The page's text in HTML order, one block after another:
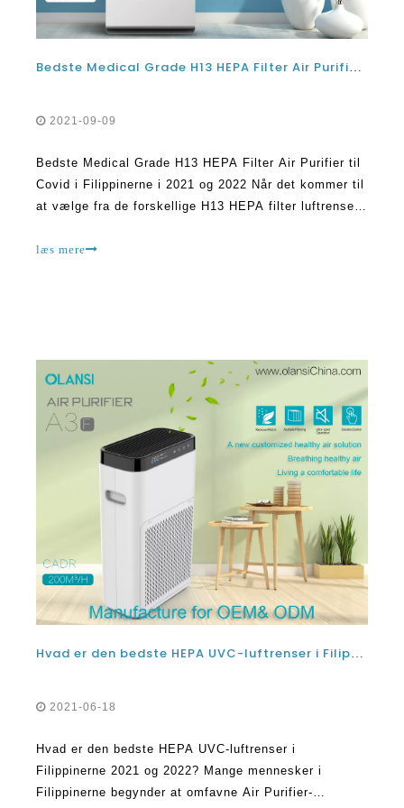
2021-09-09
Bedste Medical Grade H13 HEPA Filter Air Purifier til
Covid i Filippinerne i 2021 og 2022 Når det kommer til
at vælge fra de forskellige H13 HEPA filter luftrensere
det faktum, at du vil komme på tværs af forskellige
læs mere
Hvad er den bedste HEPA UVC-luftrenser i Filippinerne 2021 og 2022?
2021-06-18
Hvad er den bedste HEPA UVC-luftrenser i
Filippinerne 2021 og 2022? Mange mennesker i
Filippinerne begynder at omfavne Air Purifier-